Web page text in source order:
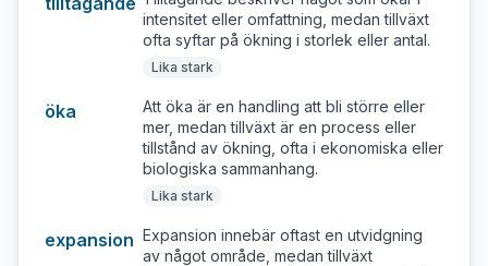
intensitet eller omfattning, medan tillväxt
ofta syftar på ökning i storlek eller antal.
Lika stark
öka
Att öka är en handling att bli större eller
mer, medan tillväxt är en process eller
tillstånd av ökning, ofta i ekonomiska eller
biologiska sammanhang.
Lika stark
expansion Expansion innebär oftast en utvidgning
av något område, medan tillväxt